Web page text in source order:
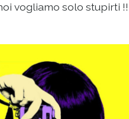
vogliamo solo stupirti